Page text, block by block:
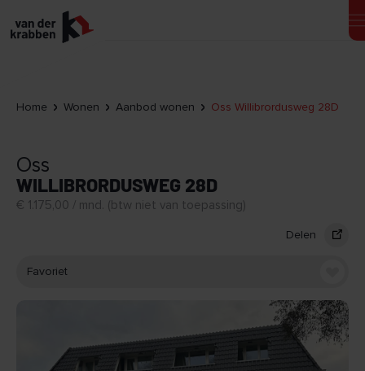
Home Wonen Aanbod wonen Oss Willibrordusweg 28D
Oss
WILLIBRORDUSWEG 28D
€ 1.175,00 / mnd. (btw niet van toepassing)
Delen
Favoriet